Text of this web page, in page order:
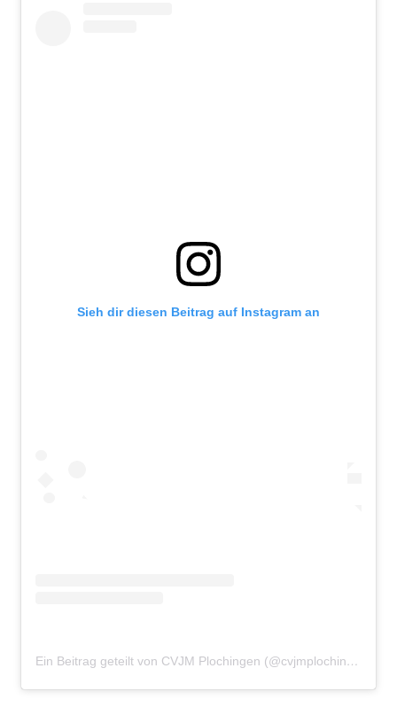
Sieh dir diesen Beitrag auf Instagram an
Ein Beitrag geteilt von CVJM Plochingen (@cvjmplochingen)